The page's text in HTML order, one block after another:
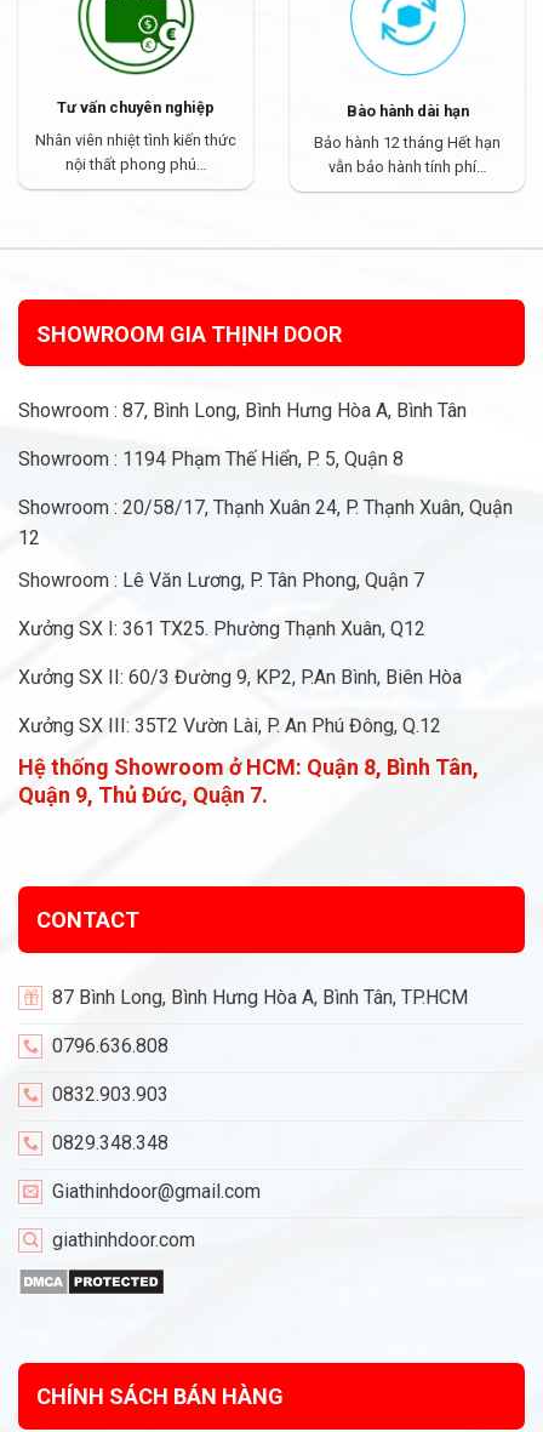
Tư vấn chuyên nghiệp
Nhân viên nhiệt tình kiến thức
nội thất phong phú…
Bào hành dài hạn
Bảo hành 12 tháng Hết hạn
vẫn bảo hành tính phí…
SHOWROOM GIA THỊNH DOOR
Showroom : 87, Bình Long, Bình Hưng Hòa A, Bình Tân
Showroom : 1194 Phạm Thế Hiển, P. 5, Quận 8
Showroom : 20/58/17, Thạnh Xuân 24, P. Thạnh Xuân, Quận
12
Showroom : Lê Văn Lương, P. Tân Phong, Quận 7
Xưởng SX I: 361 TX25. Phường Thạnh Xuân, Q12
Xưởng SX II: 60/3 Đường 9, KP2, P.An Bình, Biên Hòa
Xưởng SX III: 35T2 Vườn Lài, P. An Phú Đông, Q.12
Hệ thống Showroom ở HCM: Quận 8, Bình Tân,
Quận 9, Thủ Đức, Quận 7.
CONTACT
87 Bình Long, Bình Hưng Hòa A, Bình Tân, TP.HCM
0796.636.808
0832.903.903
0829.348.348
Giathinhdoor@gmail.com
giathinhdoor.com
CHÍNH SÁCH BÁN HÀNG